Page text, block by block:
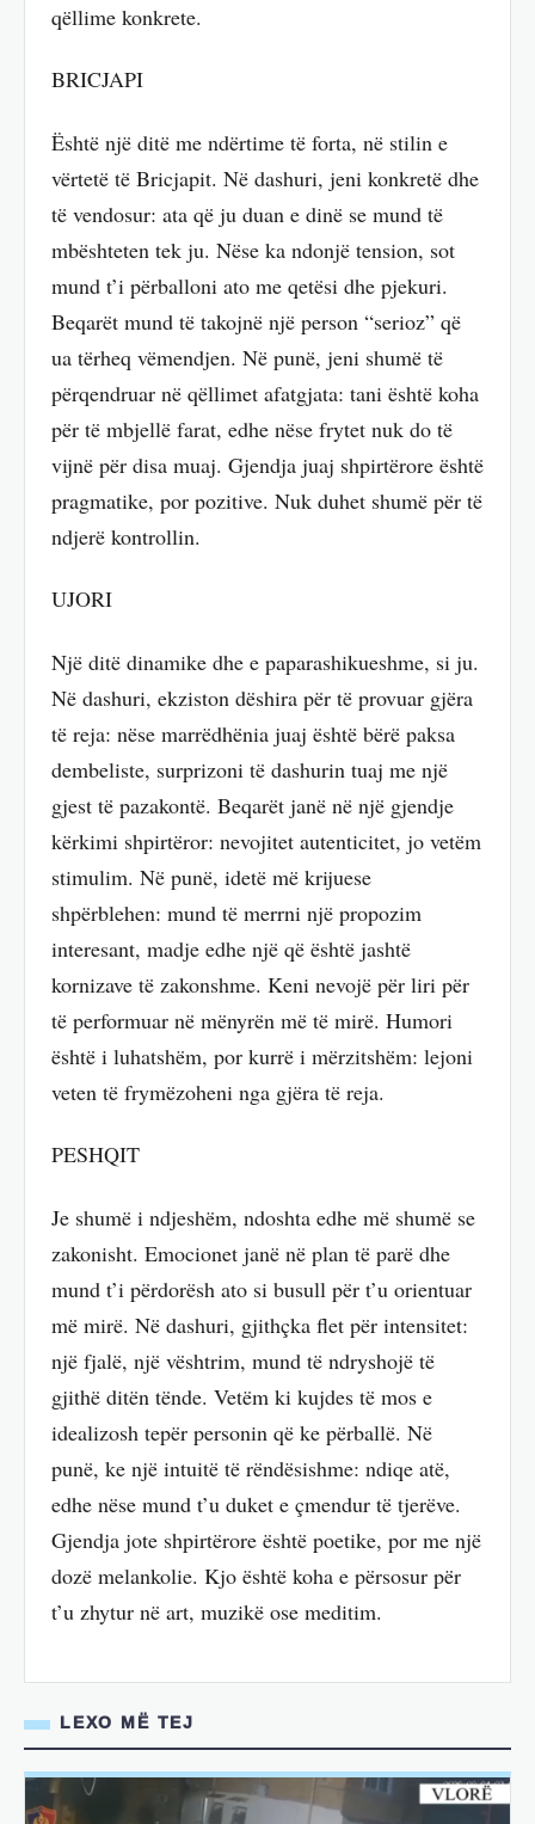
qëllime konkrete.
BRICJAPI
Është një ditë me ndërtime të forta, në stilin e
vërtetë të Bricjapit. Në dashuri, jeni konkretë dhe
të vendosur: ata që ju duan e dinë se mund të
mbështeten tek ju. Nëse ka ndonjë tension, sot
mund t’i përballoni ato me qetësi dhe pjekuri.
Beqarët mund të takojnë një person “serioz” që
ua tërheq vëmendjen. Në punë, jeni shumë të
përqendruar në qëllimet afatgjata: tani është koha
për të mbjellë farat, edhe nëse frytet nuk do të
vijnë për disa muaj. Gjendja juaj shpirtërore është
pragmatike, por pozitive. Nuk duhet shumë për të
ndjerë kontrollin.
UJORI
Një ditë dinamike dhe e paparashikueshme, si ju.
Në dashuri, ekziston dëshira për të provuar gjëra
të reja: nëse marrëdhënia juaj është bërë paksa
dembeliste, surprizoni të dashurin tuaj me një
gjest të pazakontë. Beqarët janë në një gjendje
kërkimi shpirtëror: nevojitet autenticitet, jo vetëm
stimulim. Në punë, idetë më krijuese
shpërblehen: mund të merrni një propozim
interesant, madje edhe një që është jashtë
kornizave të zakonshme. Keni nevojë për liri për
të performuar në mënyrën më të mirë. Humori
është i luhatshëm, por kurrë i mërzitshëm: lejoni
veten të frymëzoheni nga gjëra të reja.
PESHQIT
Je shumë i ndjeshëm, ndoshta edhe më shumë se
zakonisht. Emocionet janë në plan të parë dhe
mund t’i përdorësh ato si busull për t’u orientuar
më mirë. Në dashuri, gjithçka flet për intensitet:
një fjalë, një vështrim, mund të ndryshojë të
gjithë ditën tënde. Vetëm ki kujdes të mos e
idealizosh tepër personin që ke përballë. Në
punë, ke një intuitë të rëndësishme: ndiqe atë,
edhe nëse mund t’u duket e çmendur të tjerëve.
Gjendja jote shpirtërore është poetike, por me një
dozë melankolie. Kjo është koha e përsosur për
t’u zhytur në art, muzikë ose meditim.
LEXO MË TEJ